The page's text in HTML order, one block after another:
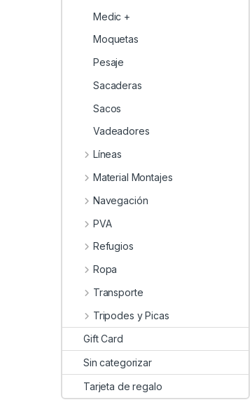
Medic +
Moquetas
Pesaje
Sacaderas
Sacos
Vadeadores
Líneas
Material Montajes
Navegación
PVA
Refugios
Ropa
Transporte
Tripodes y Picas
Gift Card
Sin categorizar
Tarjeta de regalo